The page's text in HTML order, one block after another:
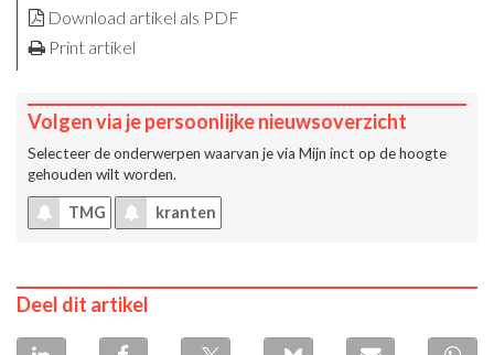
Download artikel als PDF
Print artikel
Volgen via je persoonlijke nieuwsoverzicht
Selecteer de onderwerpen waarvan je via Mijn inct op de hoogte
gehouden wilt worden.
TMG kranten
Deel dit artikel